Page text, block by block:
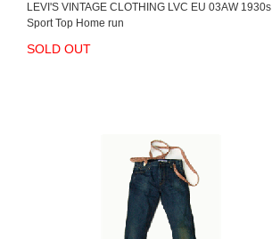
LEVI'S VINTAGE CLOTHING LVC EU 03AW 1930s
Sport Top Home run
SOLD OUT